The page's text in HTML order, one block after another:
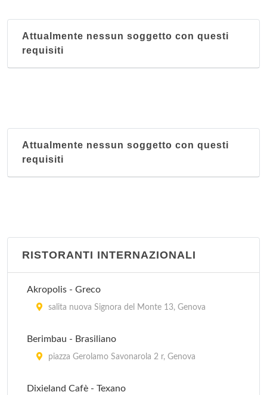
Attualmente nessun soggetto con questi
requisiti
Attualmente nessun soggetto con questi
requisiti
RISTORANTI INTERNAZIONALI
Akropolis - Greco
salita nuova Signora del Monte 13, Genova
Berimbau - Brasiliano
piazza Gerolamo Savonarola 2 r, Genova
Dixieland Cafè - Texano